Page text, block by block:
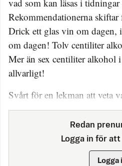
vad som kan läsas i tidningar
Rekommendationerna
Drick ett glas vin om dagen,
om dagen! Tolv centiliter
Mer än sex centiliter alkohol
allvarligt!
Svårt för en lekman att veta
Redan
Logga in för att
Logga